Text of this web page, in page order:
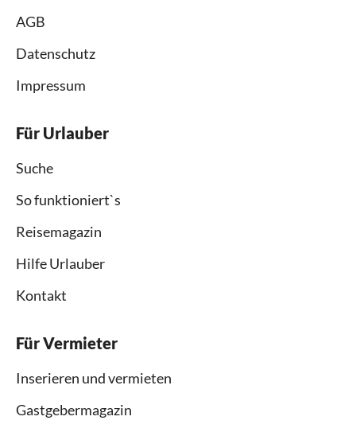
AGB
Datenschutz
Impressum
Für Urlauber
Suche
So funktioniert`s
Reisemagazin
Hilfe Urlauber
Kontakt
Für Vermieter
Inserieren und vermieten
Gastgebermagazin